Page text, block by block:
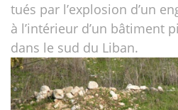
tués par l’explosion d’un
à l’intérieur d’un bâtiment
dans le sud du Liban.